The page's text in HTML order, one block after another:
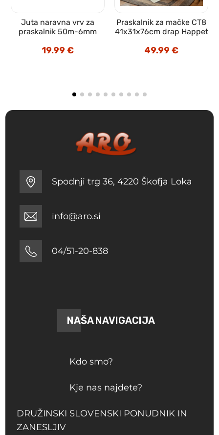
Juta naravna vrv za
praskalnik 50m-6mm
19.99€
Praskalnik za mačke CT8
41x31x76cm drap Happet
49.99€
Spodnji trg 36, 4220 Škofja Loka
info@aro.si
04/51-20-838
NAŠA NAVIGACIJA
Kdo smo?
Kje nas najdete?
DRUŽINSKI SLOVENSKI PONUDNIK IN
ZANESLJIV